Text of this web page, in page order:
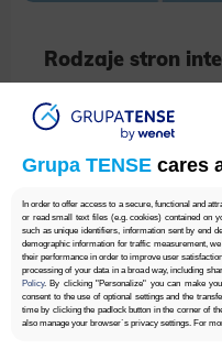
Grupa TENSE cares
In order to offer access to a secure, functional and
or read small text files (e.g. cookies) contained on
such as unique identifiers, information sent by end
demographic information for traffic measurement,
their performance in order to improve user
processing of your data in a broad way, including
Policy. By clicking "Personalize" you can make
consent to the use of optional settings and the
time by clicking the padlock button in the corner of
also manage your browser`s privacy settings. For
Rodzaje stron
Wojciech Heret
8 min.